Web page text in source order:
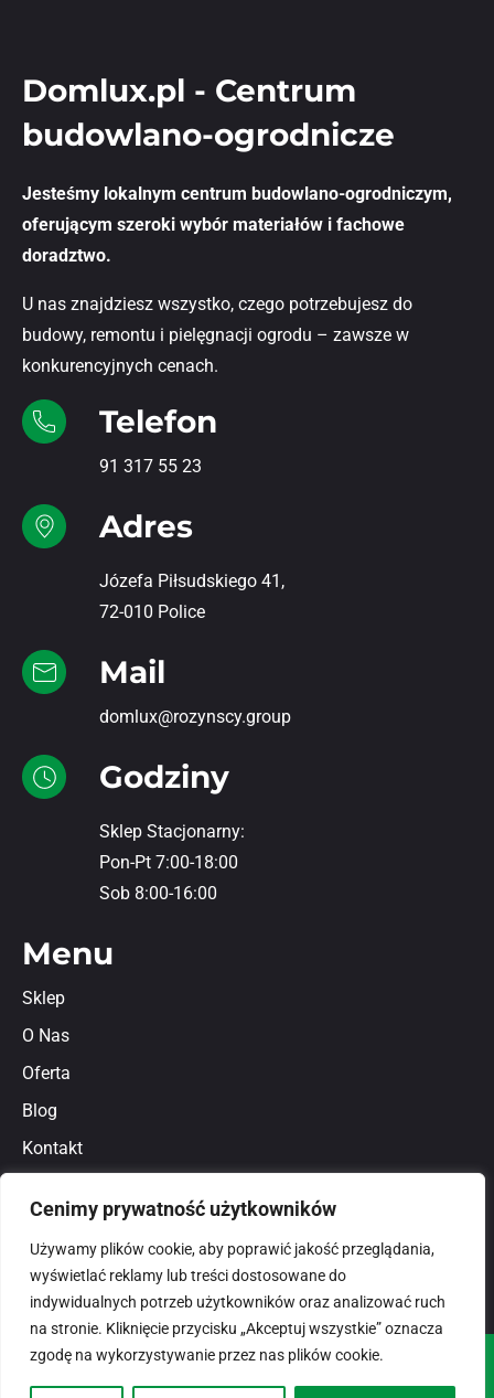
Cenimy prywatność użytkowników
Używamy plików cookie, aby poprawić jakość przeglądania,
wyświetlać reklamy lub treści dostosowane do
indywidualnych potrzeb użytkowników oraz analizować ruch
na stronie. Kliknięcie przycisku „Akceptuj wszystkie” oznacza
zgodę na wykorzystywanie przez nas plików cookie.
Domlux.pl - Centrum
budowlano-ogrodnicze
Jesteśmy lokalnym centrum budowlano-ogrodniczym,
oferującym szeroki wybór materiałów i fachowe
doradztwo.
U nas znajdziesz wszystko, czego potrzebujesz do
budowy, remontu i pielęgnacji ogrodu – zawsze w
konkurencyjnych cenach.
Telefon
91 317 55 23
Adres
Józefa Piłsudskiego 41,
72-010 Police
Mail
domlux@rozynscy.group
Godziny
Sklep Stacjonarny:
Pon-Pt 7:00-18:00
Sob 8:00-16:00
Menu
Sklep
O Nas
Oferta
Blog
Kontakt
Polityka prywatności
© 2026domlux.plZaprojektowany przez: